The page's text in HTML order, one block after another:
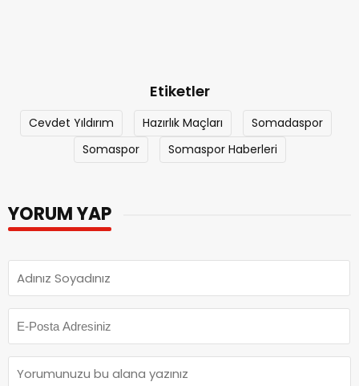
Etiketler
Cevdet Yıldırım Hazırlık Maçları
Somadaspor
Somaspor
Somaspor Haberleri
YORUM YAP